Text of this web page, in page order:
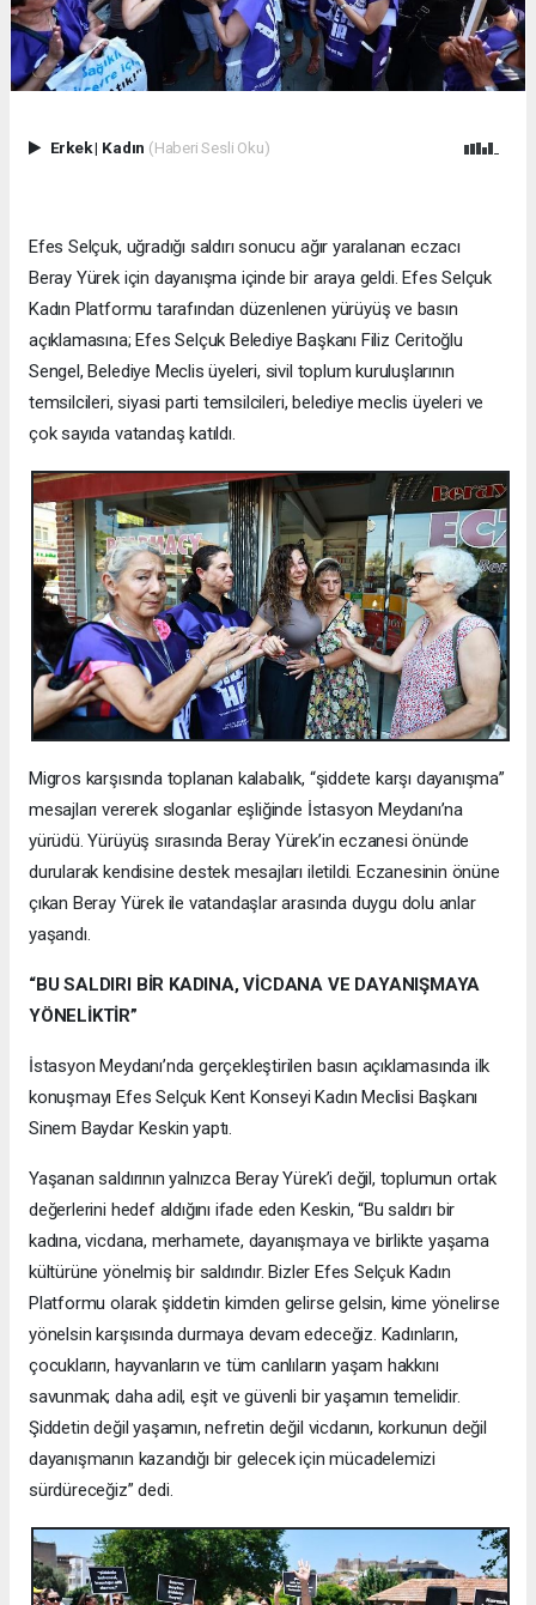
Erkek| Kadın (Haberi Sesli Oku)
Efes Selçuk, uğradığı saldırı sonucu ağır yaralanan eczacı
Beray Yürek için dayanışma içinde bir araya geldi. Efes Selçuk
Kadın Platformu tarafından düzenlenen yürüyüş ve basın
açıklamasına; Efes Selçuk Belediye Başkanı Filiz Ceritoğlu
Sengel, Belediye Meclis üyeleri, sivil toplum kuruluşlarının
temsilcileri, siyasi parti temsilcileri, belediye meclis üyeleri ve
çok sayıda vatandaş katıldı.
Migros karşısında toplanan kalabalık, “şiddete karşı dayanışma”
mesajları vererek sloganlar eşliğinde İstasyon Meydanı’na
yürüdü. Yürüyüş sırasında Beray Yürek’in eczanesi önünde
durularak kendisine destek mesajları iletildi. Eczanesinin önüne
çıkan Beray Yürek ile vatandaşlar arasında duygu dolu anlar
yaşandı.
“BU SALDIRI BİR KADINA, VİCDANA VE DAYANIŞMAYA
YÖNELİKTİR”
İstasyon Meydanı’nda gerçekleştirilen basın açıklamasında ilk
konuşmayı Efes Selçuk Kent Konseyi Kadın Meclisi Başkanı
Sinem Baydar Keskin yaptı.
Yaşanan saldırının yalnızca Beray Yürek’i değil, toplumun ortak
değerlerini hedef aldığını ifade eden Keskin, “Bu saldırı bir
kadına, vicdana, merhamete, dayanışmaya ve birlikte yaşama
kültürüne yönelmiş bir saldırıdır. Bizler Efes Selçuk Kadın
Platformu olarak şiddetin kimden gelirse gelsin, kime yönelirse
yönelsin karşısında durmaya devam edeceğiz. Kadınların,
çocukların, hayvanların ve tüm canlıların yaşam hakkını
savunmak; daha adil, eşit ve güvenli bir yaşamın temelidir.
Şiddetin değil yaşamın, nefretin değil vicdanın, korkunun değil
dayanışmanın kazandığı bir gelecek için mücadelemizi
sürdüreceğiz” dedi.